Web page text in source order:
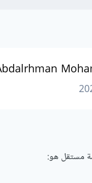
مستقل هو: